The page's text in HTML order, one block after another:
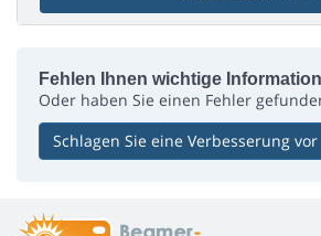
Fehlen Ihnen wichtige
Oder haben Sie einen Fehler
Schlagen Sie eine Verbesserung vor